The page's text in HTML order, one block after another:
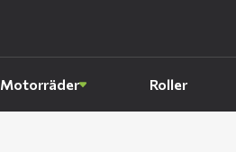
Motorräder Roller